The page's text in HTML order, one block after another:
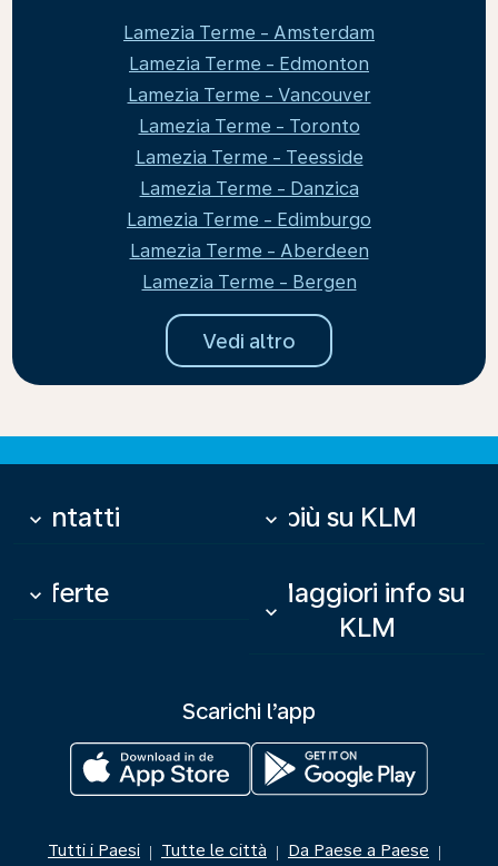
Lamezia Terme - Amsterdam
Lamezia Terme - Edmonton
Lamezia Terme - Vancouver
Lamezia Terme - Toronto
Lamezia Terme - Teesside
Lamezia Terme - Danzica
Lamezia Terme - Edimburgo
Lamezia Terme - Aberdeen
Lamezia Terme - Bergen
Vedi altro
Contatti
keyboard_arrow_down Di più su KLM
keyboard_arrow_down
Offerte
keyboard_arrow_down
Maggiori info su
KLM
keyboard_arrow_down
Scarichi l’app
Tutti i Paesi | Tutte le città | Da Paese a Paese |